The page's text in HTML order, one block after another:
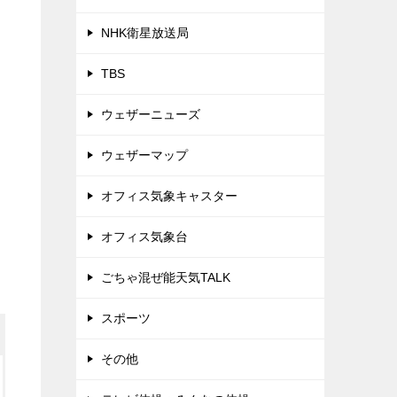
NHK衛星放送局
TBS
ウェザーニューズ
ウェザーマップ
オフィス気象キャスター
オフィス気象台
ごちゃ混ぜ能天気TALK
スポーツ
その他